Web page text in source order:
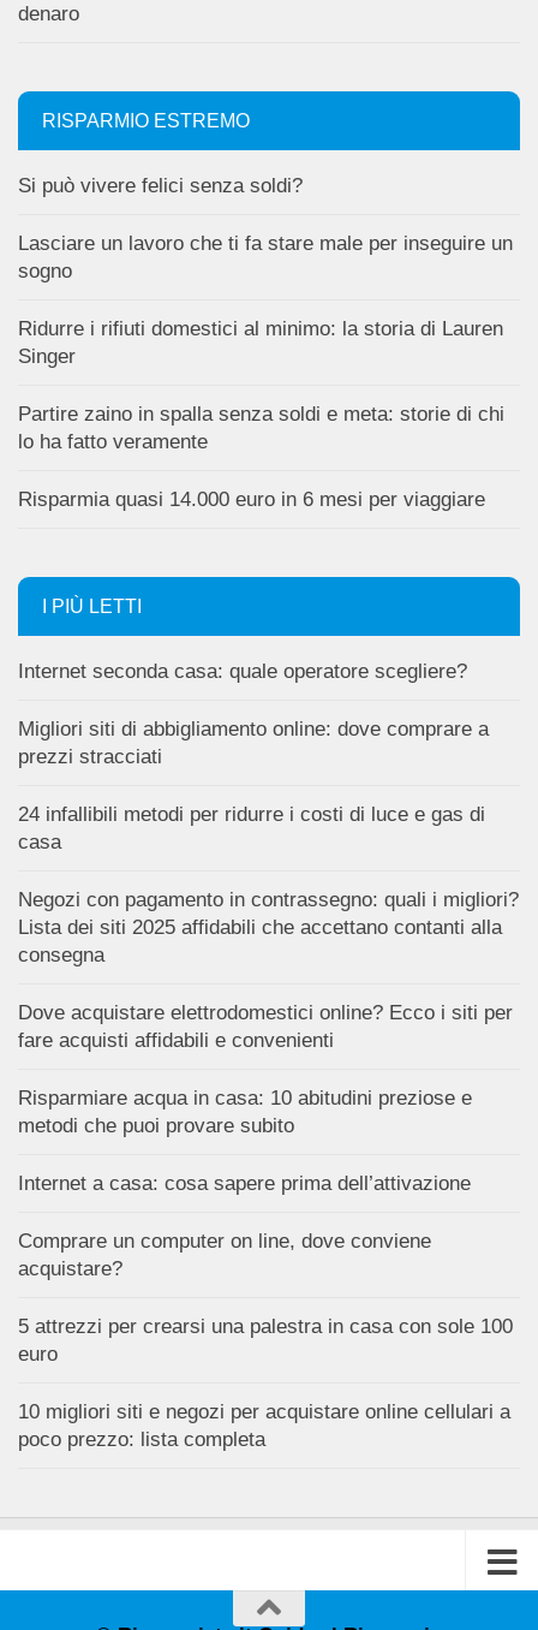
denaro
RISPARMIO ESTREMO
Si può vivere felici senza soldi?
Lasciare un lavoro che ti fa stare male per inseguire un
sogno
Ridurre i rifiuti domestici al minimo: la storia di Lauren
Singer
Partire zaino in spalla senza soldi e meta: storie di chi
lo ha fatto veramente
Risparmia quasi 14.000 euro in 6 mesi per viaggiare
I PIÙ LETTI
Internet seconda casa: quale operatore scegliere?
Migliori siti di abbigliamento online: dove comprare a
prezzi stracciati
24 infallibili metodi per ridurre i costi di luce e gas di
casa
Negozi con pagamento in contrassegno: quali i migliori?
Lista dei siti 2025 affidabili che accettano contanti alla
consegna
Dove acquistare elettrodomestici online? Ecco i siti per
fare acquisti affidabili e convenienti
Risparmiare acqua in casa: 10 abitudini preziose e
metodi che puoi provare subito
Internet a casa: cosa sapere prima dell’attivazione
Comprare un computer on line, dove conviene
acquistare?
5 attrezzi per crearsi una palestra in casa con sole 100
euro
10 migliori siti e negozi per acquistare online cellulari a
poco prezzo: lista completa